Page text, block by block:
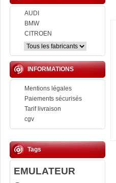
AUDI
BMW
CITROEN
INFORMATIONS
Mentions légales
Paiements sécurisés
Tarif livraison
cgv
Tags
EMULATEUR